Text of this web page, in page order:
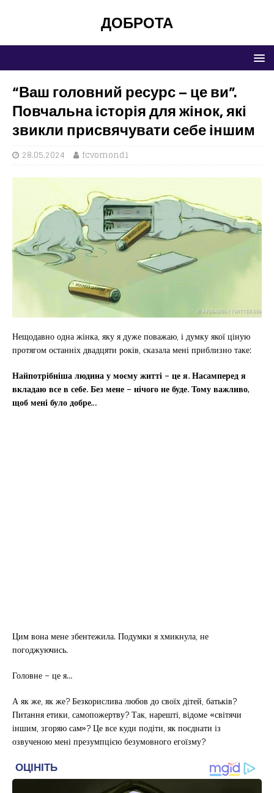
ДОБРОТА
“Ваш головний ресурс – це ви”.
Повчальна історія для жінок, які
звикли присвячувати себе іншим
28.05.2024 fcvomond1
Нещодавно одна жінка, яку я дуже поважаю, і думку якої ціную
протягом останніх двадцяти років, сказала мені приблизно таке:
Найпотрібніша людина у моєму житті – це я. Насамперед я
вкладаю все в себе. Без мене – нічого не буде. Тому важливо,
щоб мені було добре…
Цим вона мене збентежила. Подумки я хмикнула, не
погоджуючись.
Головне – це я…
А як же, як же? Безкорислива любов до своїх дітей, батьків?
Питання етики, самопожертву? Так, нарешті, відоме «світячи
іншим, згоряю сам»? Це все куди подіти, як поєднати із
озвученою мені презумпцією безумовного егоїзму?